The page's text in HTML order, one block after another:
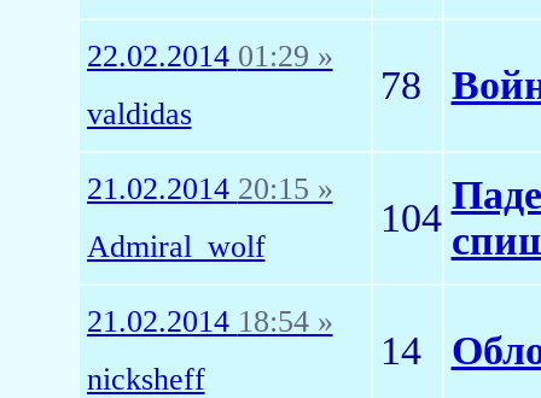
22.02.2014 01:29 »
valdidas
78
21.02.2014 20:15 »
Admiral_wolf
104
21.02.2014 18:54 »
nicksheff
14